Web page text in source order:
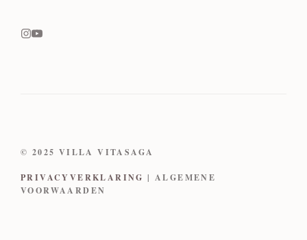
© 2025 VILLA VITASAGA
PRIVACYVERKLARING | ALGEMENE
VOORWAARDEN